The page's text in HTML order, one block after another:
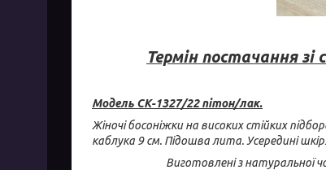
Термін постачання зі
Модель СК-1327/22 пітон/лак.
Жіночі босоніжки на високих стійких
каблука 9 см. Підошва лита. Усередині
Виготовлені з натуральної